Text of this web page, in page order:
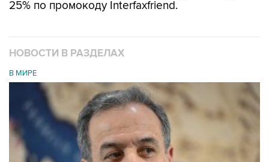
25% по промокоду Interfaxfriend.
НОВОСТИ В РАЗДЕЛАХ
В МИРЕ